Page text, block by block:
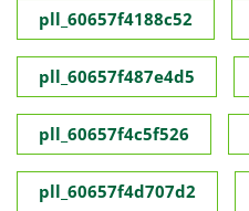
pll_60657f4188c52
pll_60657f487e4d5
pll_60657f4c5f526
pll_60657f4d707d2